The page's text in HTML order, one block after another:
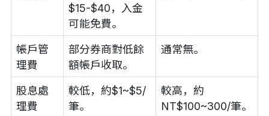
$15-$40，入金
可能免費。
帳戶管
理費
部分券商對低餘
額帳戶收取。
通常無。
股息處
理費
較低，約$1~$5/
筆。
較高，約
NT$100~300/筆。